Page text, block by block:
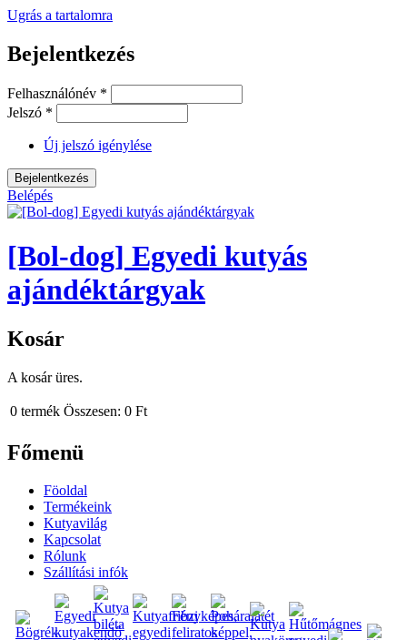
Ugrás a tartalomra
Bejelentkezés
Felhasználónév *
Jelszó *
Új jelszó igénylése
Belépés
[Bol-dog] Egyedi kutyás
ajándéktárgyak
Kosár
A kosár üres.
0 termék Összesen: 0 Ft
Főmenü
Föoldal
Termékeink
Kutyavilág
Kapcsolat
Rólunk
Szállítási infók